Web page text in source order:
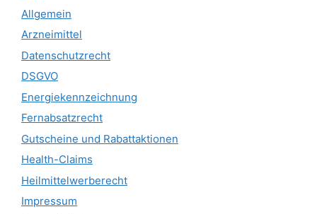
Allgemein
Arzneimittel
Datenschutzrecht
DSGVO
Energiekennzeichnung
Fernabsatzrecht
Gutscheine und Rabattaktionen
Health-Claims
Heilmittelwerberecht
Impressum